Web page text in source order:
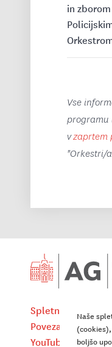
Naše
boljšo
in
Vse
programu
vzaprtem
"Orkestri/
Spletna pošta
Povezave
YouTube (koncertni cikli UL AG)